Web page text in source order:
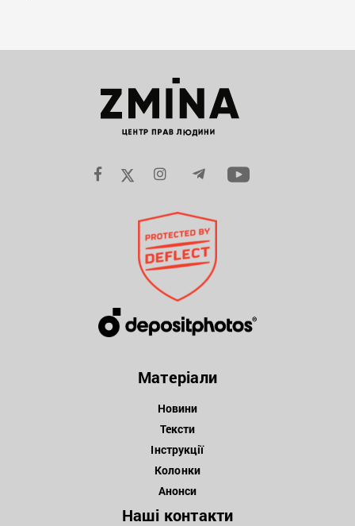
Матеріали
Новини
Тексти
Інструкції
Колонки
Анонси
Наші контакти